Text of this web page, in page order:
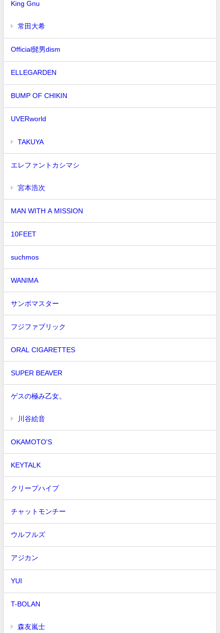
King Gnu
常田大希
Official髭男dism
ELLEGARDEN
BUMP OF CHIKIN
UVERworld
TAKUYA∞
エレファントカシマシ
宮本浩次
MAN WITH A MISSION
10FEET
suchmos
WANIMA
サンボマスター
フジファブリック
ORAL CIGARETTES
SUPER BEAVER
ゲスの極み乙女。
川谷絵音
OKAMOTO'S
KEYTALK
クリープハイプ
チャットモンチー
ウルフルズ
アジカン
YUI
T-BOLAN
森友嵐士